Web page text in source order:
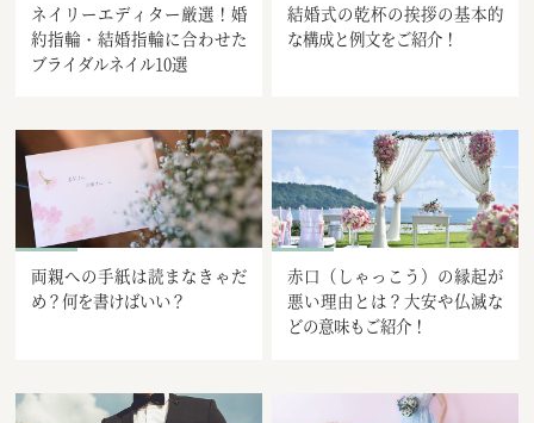
ネイリーエディター厳選！婚
約指輪・結婚指輪に合わせた
ブライダルネイル10選
結婚式の乾杯の挨拶の基本的
な構成と例文をご紹介！
両親への手紙は読まなきゃだ
め？何を書けばいい？
赤口（しゃっこう）の縁起が
悪い理由とは？大安や仏滅な
どの意味もご紹介！